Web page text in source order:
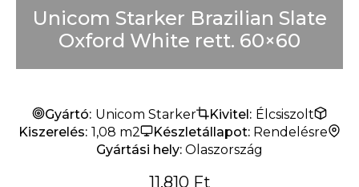
Unicom Starker Brazilian Slate
Oxford White rett. 60×60
Gyártó: Unicom Starker Kivitel: Élcsiszolt
Kiszerelés: 1,08 m2 Készletállapot: Rendelésre
Gyártási hely: Olaszország
11.810 Ft